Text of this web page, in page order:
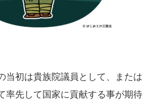
当初は貴族院議員として、または
率先して国家に貢献する事が期待